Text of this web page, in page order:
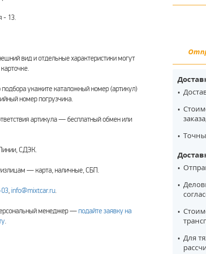
- 13.
вид и отдельные характеристики могут
подбора укажите каталожный номер (артикул)
номер погрузчика.
артикула — бесплатный обмен или
СДЭК.
— карта, наличные, СБП.
, info@mixtcar.ru.
менеджер —подайте заявку на
.
Для